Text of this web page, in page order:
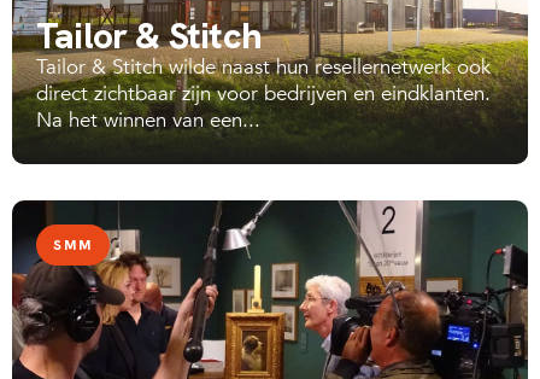
Tailor & Stitch
Tailor & Stitch wilde naast hun resellernetwerk ook
direct zichtbaar zijn voor bedrijven en eindklanten.
Na het winnen van een...
SMM